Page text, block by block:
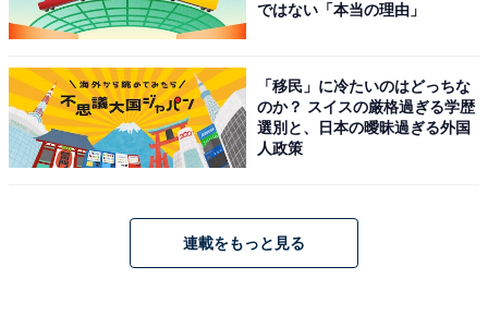
ではない「本当の理由」
「移民」に冷たいのはどっちな
のか？ スイスの厳格過ぎる学歴
選別と、日本の曖昧過ぎる外国
人政策
連載をもっと見る